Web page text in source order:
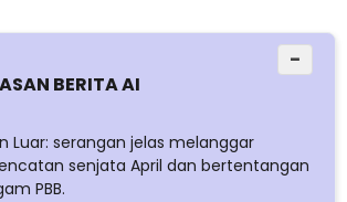
BERITA AI
−
Luar: serangan jelas melanggar
senjata April dan bertentangan
PBB.